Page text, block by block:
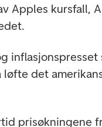
Apples kursfall,
inflasjonspresset
det
prisøkningene